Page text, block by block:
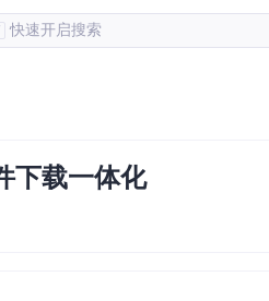
快速开启搜索
下载一体化